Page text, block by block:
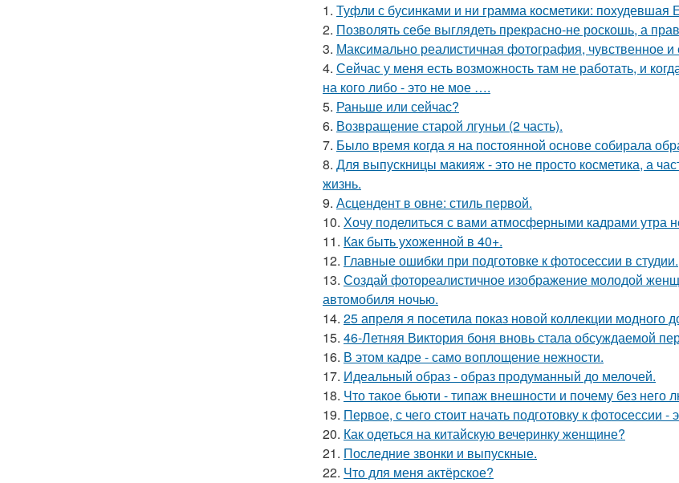
1. Туфли с бусинками и ни грамма косметики:
2. Позволять себе выглядеть прекрасно-не роскошь, а
3. Максимально реалистичная фотография, чувственное
4. Сейчас у меня есть возможность там не работать, и
на кого либо - это не мое ….
5. Раньше или сейчас?
6. Возвращение старой лгуньи (2 часть).
7. Было время когда я на постоянной основе собирала
8. Для выпускницы макияж - это не просто косметика, а
жизнь.
9. Асцендент в овне: стиль первой.
10. Хочу поделиться с вами атмосферными кадрами утра
11. Как быть ухоженной в 40+.
12. Главные ошибки при подготовке к фотосессии в студии.
13. Создай фотореалистичное изображение молодой
автомобиля ночью.
14. 25 апреля я посетила показ новой коллекции модного
15. 46-Летняя Виктория боня вновь стала обсуждаемой
16. В этом кадре - само воплощение нежности.
17. Идеальный образ - образ продуманный до мелочей.
18. Что такое бьюти - типаж внешности и почему без него
19. Первое, с чего стоит начать подготовку к фотосессии -
20. Как одеться на китайскую вечеринку женщине?
21. Последние звонки и выпускные.
22. Что для меня актёрское?